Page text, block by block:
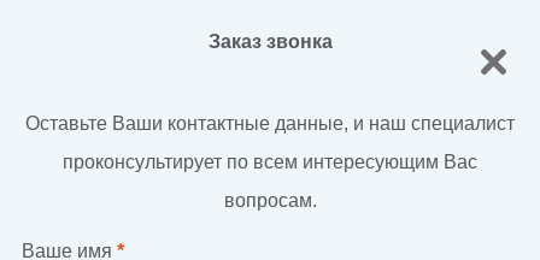
Заказ звонка
Оставьте Ваши контактные данные, и наш специалист
проконсультирует по всем интересующим Вас
вопросам.
Ваше имя *